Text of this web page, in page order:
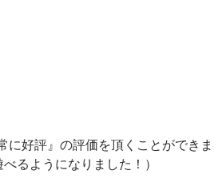
に好評』の評価を頂くことができま
るようになりました！）